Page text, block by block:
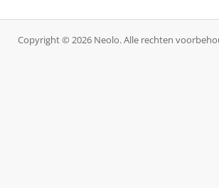
Copyright © 2026 Neolo. Alle rechten